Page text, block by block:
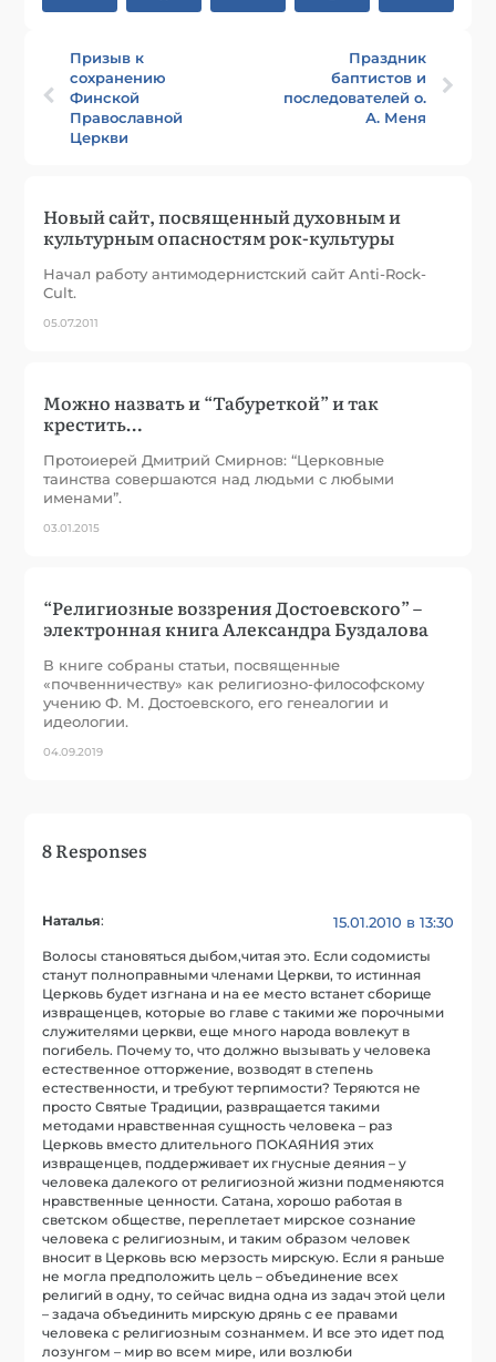
Призыв к
сохранению
Финской
Православной
Церкви
Праздник
баптистов и
последователей о.
А. Меня
Новый сайт, посвященный духовным и
культурным опасностям рок-культуры
Начал работу антимодернистский сайт Anti-Rock-
Cult.
05.07.2011
Можно назвать и “Табуреткой” и так
крестить…
Протоиерей Дмитрий Смирнов: “Церковные
таинства совершаются над людьми с любыми
именами”.
03.01.2015
“Религиозные воззрения Достоевского” –
электронная книга Александра Буздалова
В книге собраны статьи, посвященные
«почвенничеству» как религиозно-философскому
учению Ф. М. Достоевского, его генеалогии и
идеологии.
04.09.2019
8 Responses
Наталья: 15.01.2010 в 13:30
Волосы становяться дыбом,читая это. Если содомисты
станут полноправными членами Церкви, то истинная
Церковь будет изгнана и на ее место встанет сборище
извращенцев, которые во главе с такими же порочными
служителями церкви, еще много народа вовлекут в
погибель. Почему то, что должно вызывать у человека
естественное отторжение, возводят в степень
естественности, и требуют терпимости? Теряются не
просто Святые Традиции, развращается такими
методами нравственная сущность человека – раз
Церковь вместо длительного ПОКАЯНИЯ этих
извращенцев, поддерживает их гнусные деяния – у
человека далекого от религиозной жизни подменяются
нравственные ценности. Сатана, хорошо работая в
светском обществе, переплетает мирское сознание
человека с религиозным, и таким образом человек
вносит в Церковь всю мерзость мирскую. Если я раньше
не могла предположить цель – объединение всех
религий в одну, то сейчас видна одна из задач этой цели
– задача объединить мирскую дрянь с ее правами
человека с религиозным сознанмем. И все это идет под
лозунгом – мир во всем мире, или возлюби